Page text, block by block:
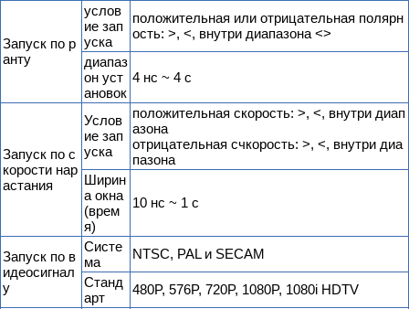
Запуск по р
анту
услов
ие зап
уска
положительная или отрицательная полярн
ость: >, <, внутри диапазона <>
диапаз
он уст
ановок
4 нс ~ 4 с
Запуск по с
корости нар
астания
Услов
ие зап
уска
положительная скорость: >, <, внутри диап
азона
отрицательная счкорость: >, <, внутри диа
пазона
Ширин
а окна
(врем
я)
10 нс ~ 1 с
Запуск по в
идеосигнал
у
Cисте
ма
NTSC, PAL и SECAM
Cтанд
арт
480P, 576P, 720P, 1080P, 1080i HDTV